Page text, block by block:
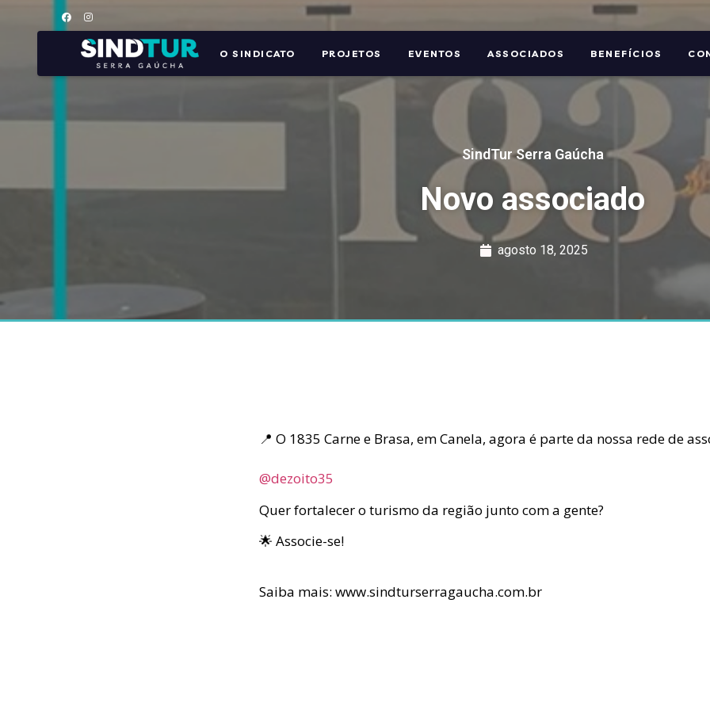
O SINDICATO PROJETOS EVENTOS ASSOCIADOS BENEFÍCIOS
SindTur Serra Gaúcha
Novo associado
agosto 18, 2025
📍 O 1835 Carne e Brasa, em Canela, agora é parte da nossa rede de
@dezoito35
Quer fortalecer o turismo da região junto com a gente?
🌟 Associe-se!
Saiba mais: www.sindturserragaucha.com.br